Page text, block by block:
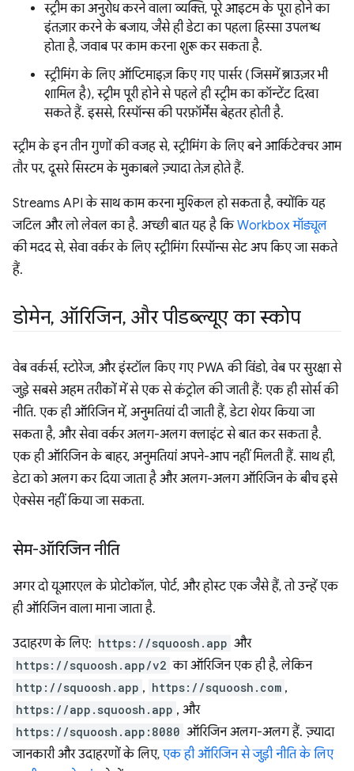
स्ट्रीम का अनुरोध करने वाला व्यक्ति, पूरे आइटम के पूरा होने का
इंतज़ार करने के बजाय, जैसे ही डेटा का पहला हिस्सा उपलब्ध
होता है, जवाब पर काम करना शुरू कर सकता है.
स्ट्रीमिंग के लिए ऑप्टिमाइज़ किए गए पार्सर (जिसमें ब्राउज़र भी
शामिल है), स्ट्रीम पूरी होने से पहले ही स्ट्रीम का कॉन्टेंट दिखा
सकते हैं. इससे, रिस्पॉन्स की परफ़ॉर्मेंस बेहतर होती है.
स्ट्रीम के इन तीन गुणों की वजह से, स्ट्रीमिंग के लिए बने आर्किटेक्चर आम
तौर पर, दूसरे सिस्टम के मुकाबले ज़्यादा तेज़ होते हैं.
Streams API के साथ काम करना मुश्किल हो सकता है, क्योंकि यह
जटिल और लो लेवल का है. अच्छी बात यह है किWorkbox मॉड्यूल
की मदद से, सेवा वर्कर के लिए स्ट्रीमिंग रिस्पॉन्स सेट अप किए जा सकते
हैं.
डोमेन, ऑरिजिन, और पीडब्ल्यूए का स्कोप
वेब वर्कर्स, स्टोरेज, और इंस्टॉल किए गए PWA की विंडो, वेब पर सुरक्षा से
जुड़े सबसे अहम तरीकों में से एक से कंट्रोल की जाती हैं: एक ही सोर्स की
नीति. एक ही ऑरिजिन में, अनुमतियां दी जाती हैं, डेटा शेयर किया जा
सकता है, और सेवा वर्कर अलग-अलग क्लाइंट से बात कर सकता है.
एक ही ऑरिजिन के बाहर, अनुमतियां अपने-आप नहीं मिलती हैं. साथ ही,
डेटा को अलग कर दिया जाता है और अलग-अलग ऑरिजिन के बीच इसे
ऐक्सेस नहीं किया जा सकता.
सेम-ऑरिजिन नीति
अगर दो यूआरएल के प्रोटोकॉल, पोर्ट, और होस्ट एक जैसे हैं, तो उन्हें एक
ही ऑरिजिन वाला माना जाता है.
उदाहरण के लिए: https://squoosh.app और
https://squoosh.app/v2 का ऑरिजिन एक ही है, लेकिन
http://squoosh.app , https://squoosh.com ,
https://app.squoosh.app , और
https://squoosh.app:8080 ऑरिजिन अलग-अलग हैं. ज़्यादा
जानकारी और उदाहरणों के लिए, एक ही ऑरिजिन से जुड़ी नीति के लिए